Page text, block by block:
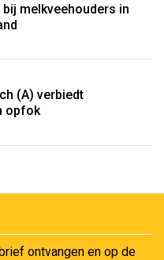
melkveehouders in
(A) verbiedt
opfok
ontvangen en op de